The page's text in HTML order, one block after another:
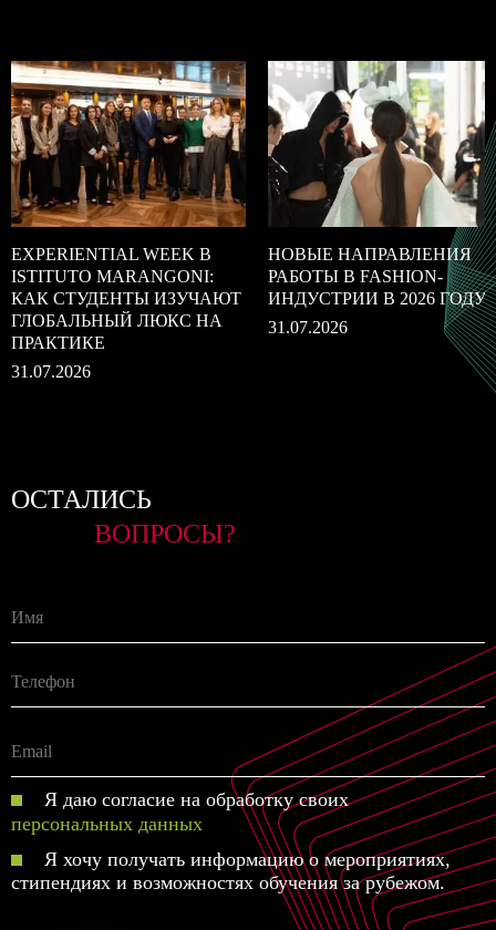
EXPERIENTIAL WEEK В
ISTITUTO MARANGONI:
КАК СТУДЕНТЫ ИЗУЧАЮТ
ГЛОБАЛЬНЫЙ ЛЮКС НА
ПРАКТИКЕ
31.07.2026
НОВЫЕ НАПРАВЛЕНИЯ
РАБОТЫ В FASHION-
ИНДУСТРИИ В 2026 ГОДУ
31.07.2026
ОСТАЛИСЬ
ВОПРОСЫ?
Я даю согласие на обработку своих
персональных данных
Я хочу получать информацию о мероприятиях,
стипендиях и возможностях обучения за рубежом.